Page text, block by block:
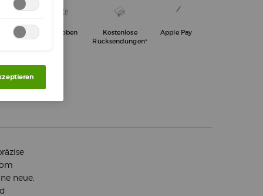
ab 50€
3 Proben
Kostenlose
Rücksendungen*
Apple Pay
neue,